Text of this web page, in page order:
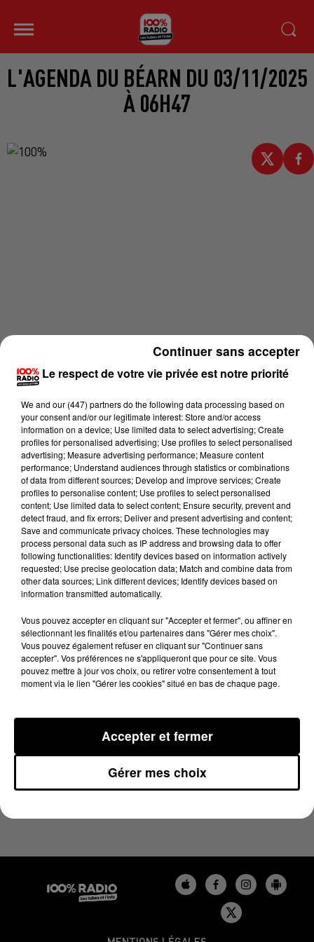
L'AGENDA DU BÉARN DU 03/11/2025
À 06H47
Lecture (1 min 14 sec)
100%
3 novembre 2025 - 1 min 14 sec
L'AGENDA DU BÉARN DU 03/11/2025 À 06H47
Le respect de votre vie privée est notre priorité
We and our (447) partnersdo the following data processing based on
your consent and/or our legitimate interest: Store and/or access
information on a device; Use limited data to select advertising; Create
profiles for personalised advertising; Use profiles to select personalised
advertising; Measure advertising performance; Measure content
performance; Understand audiences through statistics or combinations
of data from different sources; Develop and improve services; Create
profiles to personalise content; Use profiles to select personalised
content; Use limited data to select content; Ensure security, prevent and
detect fraud, and fix errors; Deliver and present advertising and content;
Save and communicate privacy choices. These technologies may
process personal data such as IP address and browsing data to offer
following functionalities: Identify devices based on information actively
requested; Use precise geolocation data; Match and combine data from
other data sources; Link different devices; Identify devices based on
information transmitted automatically.
Vous pouvez accepter en cliquant sur "Accepter et fermer", ou affiner en
sélectionnant les finalités et/ou partenaires dans "Gérer mes choix".
Vous pouvez également refuser en cliquant sur "Continuer sans
accepter". Vos préférences ne s'appliqueront que pour ce site. Vous
pouvez mettre à jour vos choix, ou retirer votre consentement à tout
moment via le lien "Gérer les cookies" situé en bas de chaque page.
Gérer mes choix
Accepter et fermer
Continuer sans accepter